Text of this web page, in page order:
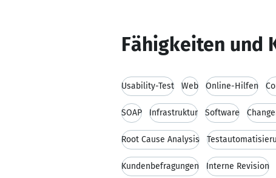
Fähigkeiten und
Usability-Test Web Online-Hilfen
SOAP Infrastruktur Software
Root Cause Analysis
Kundenbefragungen Interne Revision